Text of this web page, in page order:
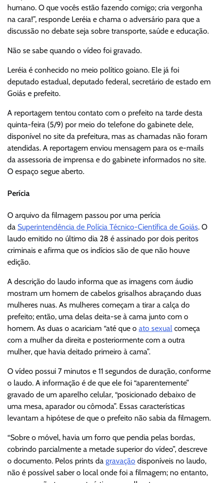
humano. O que vocês estão fazendo comigo; cria vergonha
na cara!”, responde Leréia e chama o adversário para que a
discussão no debate seja sobre transporte, saúde e educação.
Não se sabe quando o vídeo foi gravado.
Leréia é conhecido no meio político goiano. Ele já foi
deputado estadual, deputado federal, secretário de estado em
Goiás e prefeito.
A reportagem tentou contato com o prefeito na tarde desta
quinta-feira (5/9) por meio do telefone do gabinete dele,
disponível no site da prefeitura, mas as chamadas não foram
atendidas. A reportagem enviou mensagem para os e-mails
da assessoria de imprensa e do gabinete informados no site.
O espaço segue aberto.
Perícia
O arquivo da filmagem passou por uma perícia
da Superintendência de Polícia Técnico-Científica de Goiás. O
laudo emitido no último dia 28 é assinado por dois peritos
criminais e afirma que os indícios são de que não houve
edição.
A descrição do laudo informa que as imagens com áudio
mostram um homem de cabelos grisalhos abraçando duas
mulheres nuas. As mulheres começam a tirar a calça do
prefeito; então, uma delas deita-se à cama junto com o
homem. As duas o acariciam “até que o ato sexual começa
com a mulher da direita e posteriormente com a outra
mulher, que havia deitado primeiro à cama”.
O vídeo possui 7 minutos e 11 segundos de duração, conforme
o laudo. A informação é de que ele foi “aparentemente”
gravado de um aparelho celular, “posicionado debaixo de
uma mesa, aparador ou cômoda”. Essas características
levantam a hipótese de que o prefeito não sabia da filmagem.
“Sobre o móvel, havia um forro que pendia pelas bordas,
cobrindo parcialmente a metade superior do vídeo”, descreve
o documento. Pelos prints da gravação disponíveis no laudo,
não é possível saber o local onde foi a filmagem; no entanto,